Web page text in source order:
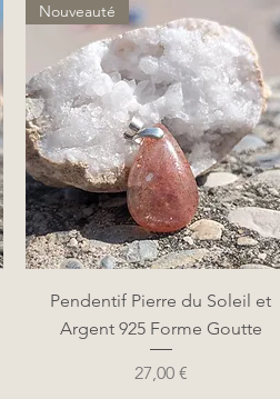
Aperçu rapide
Nouveauté
Pendentif Pierre du Soleil et
Argent 925 Forme Goutte
Prix
27,00 €